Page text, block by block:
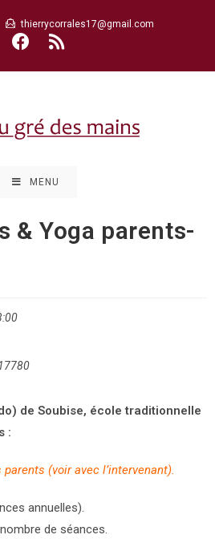
thierrycorrales17@gmail.com
MENU
& Yoga parents-
de Soubise, école traditionnelle
:
(voir avec l’intervenant).
annuelles).
de séances.